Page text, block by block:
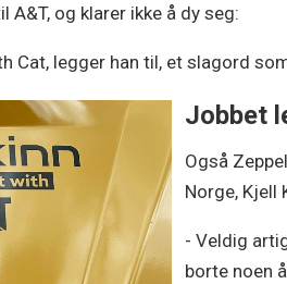
og klarer ikke å dy seg:
Cat, legger han til, et slagord
Jobbet
Også
Norge, Kjell
- Veldig
borte noen